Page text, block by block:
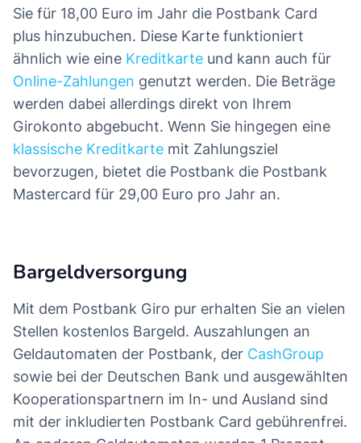
Sie für 18,00 Euro im Jahr die Postbank Card
plus hinzubuchen. Diese Karte funktioniert
ähnlich wie eine Kreditkarte und kann auch für
Online-Zahlungen genutzt werden. Die Beträge
werden dabei allerdings direkt von Ihrem
Girokonto abgebucht. Wenn Sie hingegen eine
klassische Kreditkarte mit Zahlungsziel
bevorzugen, bietet die Postbank die Postbank
Mastercard für 29,00 Euro pro Jahr an.
Bargeldversorgung
Mit dem Postbank Giro pur erhalten Sie an vielen
Stellen kostenlos Bargeld. Auszahlungen an
Geldautomaten der Postbank, der CashGroup
sowie bei der Deutschen Bank und ausgewählten
Kooperationspartnern im In- und Ausland sind
mit der inkludierten Postbank Card gebührenfrei.